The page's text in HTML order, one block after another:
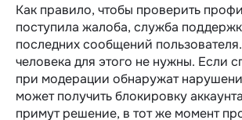
Как правило, чтобы проверить
поступила жалоба, служба
последних сообщений
человека для этого не нужны. Если
при модерации обнаружат
может получить блокировку
примут решение, в тот же момент